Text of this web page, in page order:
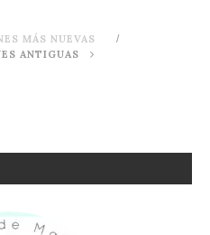
MÁS NUEVAS
ANTIGUAS